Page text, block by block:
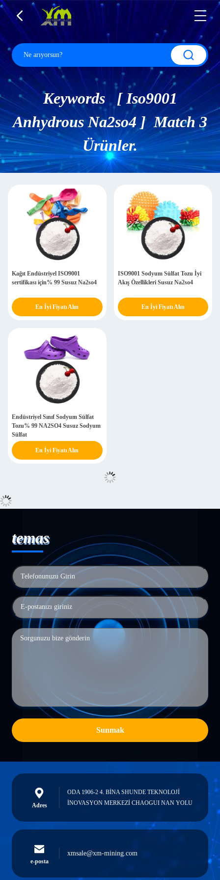
Keywords [ Iso9001
Anhydrous Na2so4 ] Match 3
Ürünler.
Kağıt Endüstriyel ISO9001
sertifikası için% 99 Susuz Na2so4
En İyi Fiyatı Alın
ISO9001 Sodyum Sülfat Tozu İyi
Akış Özellikleri Susuz Na2so4
En İyi Fiyatı Alın
Endüstriyel Sınıf Sodyum Sülfat
Tozu% 99 NA2SO4 Susuz Sodyum
Sülfat
En İyi Fiyatı Alın
temas
Sunmak
Adres
ODA 1906-2 4. BİNA SHUNDE TEKNOLOJİ
İNOVASYON MERKEZİ CHAOGUI NAN YOLU
e-posta
xmsale@xm-mining.com